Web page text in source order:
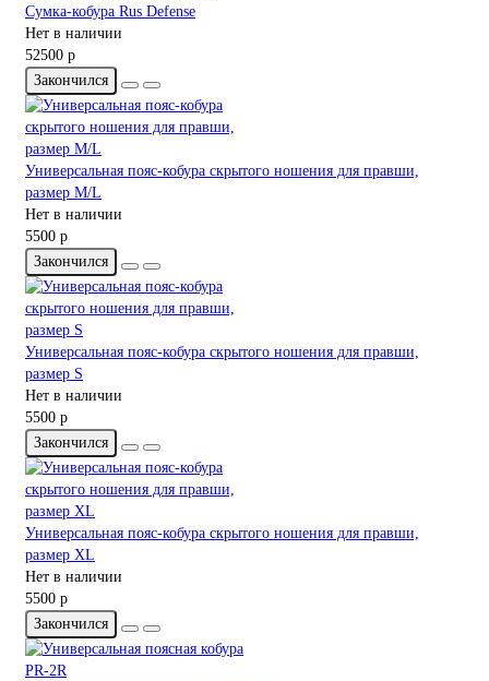
Сумка-кобура Rus Defense
Нет в наличии
52500 р
Закончился
Универсальная пояс-кобура скрытого ношения для правши,
размер M/L
Нет в наличии
5500 р
Закончился
Универсальная пояс-кобура скрытого ношения для правши,
размер S
Нет в наличии
5500 р
Закончился
Универсальная пояс-кобура скрытого ношения для правши,
размер XL
Нет в наличии
5500 р
Закончился